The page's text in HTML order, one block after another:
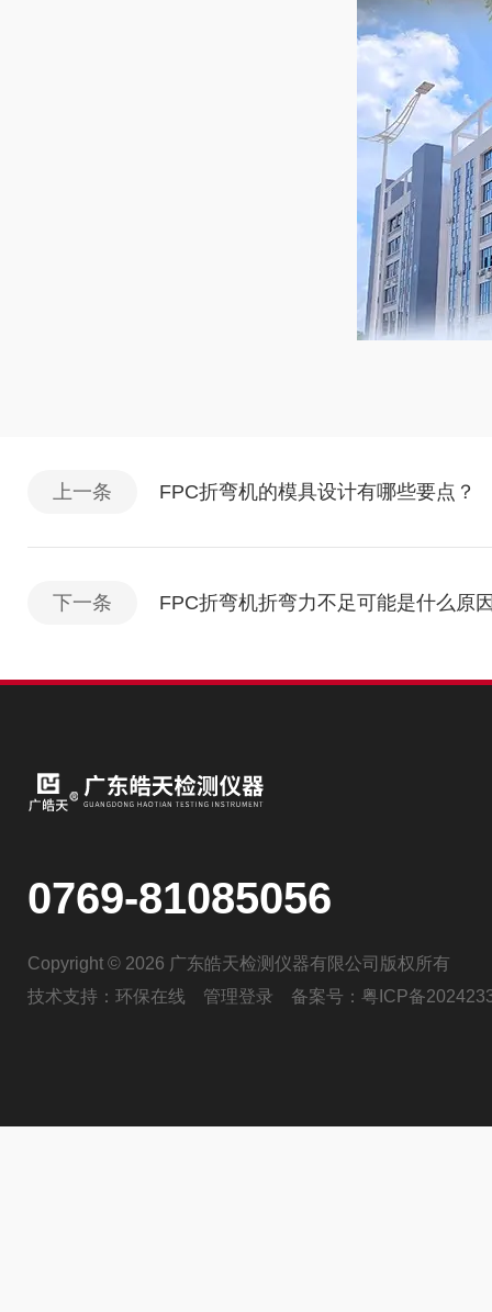
上一条 FPC折弯机的模具设计有哪些要点？
下一条 FPC折弯机折弯力不足可能是什么原
0769-81085056
Copyright © 2026 广东皓天检测仪器有限公司版权所有
技术支持： 环保在线 管理登录 备案号： 粤ICP备